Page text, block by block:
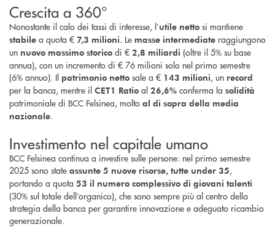
Crescita a 360°
Nonostante il calo dei tassi di interesse, l’utile netto si mantiene
stabile a quota € 7,3 milioni. Le masse intermediate raggiungono
un nuovo massimo storico di € 2,8 miliardi (oltre il 5% su base
annua), con un incremento di € 76 milioni solo nel primo semestre
(6% annuo). Il patrimonio netto sale a € 143 milioni, un record
per la banca, mentre il CET1 Ratio al 26,6% conferma la solidità
patrimoniale di BCC Felsinea, molto al di sopra della media
nazionale.
Investimento nel capitale umano
BCC Felsinea continua a investire sulle persone: nel primo semestre
2025 sono state assunte 5 nuove risorse, tutte under 35,
portando a quota 53 il numero complessivo di giovani talenti
(30% sul totale dell’organico), che sono sempre più al centro della
strategia della banca per garantire innovazione e adeguato ricambio
generazionale.